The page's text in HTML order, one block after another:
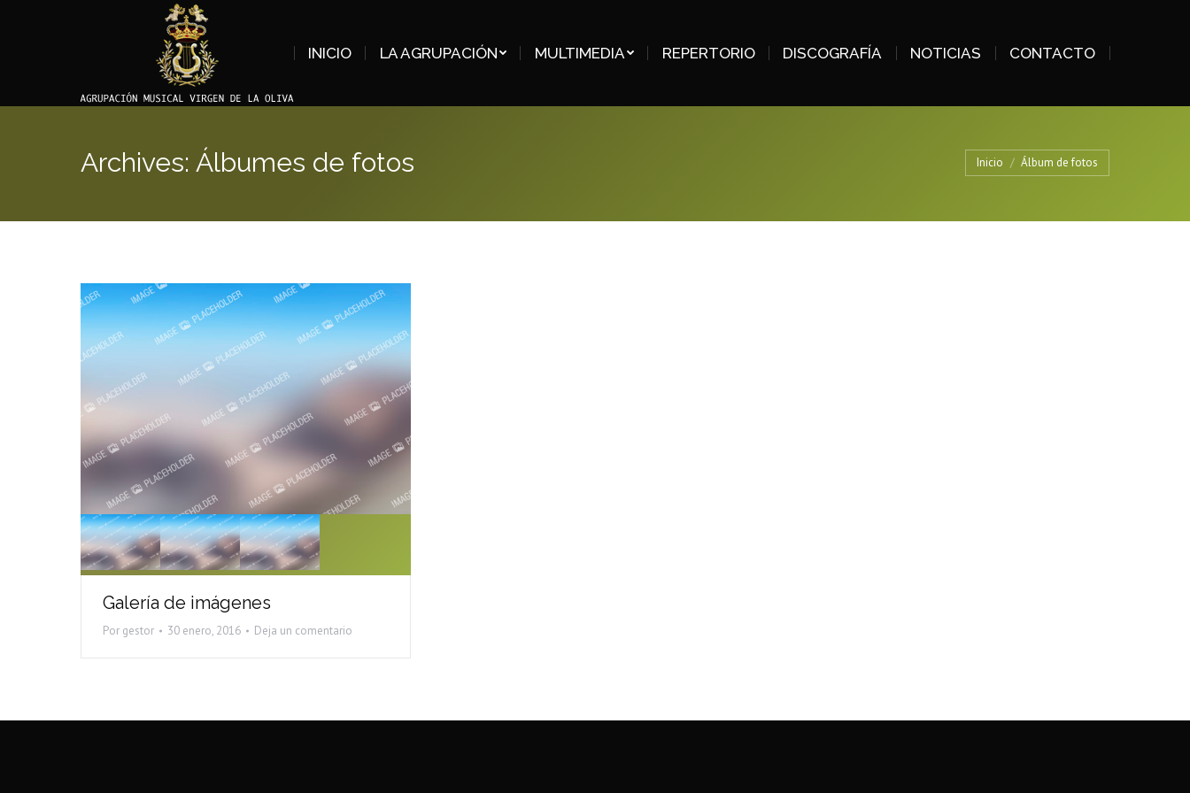
INICIO LA AGRUPACIÓN MULTIMEDIA REPERTORIO DISCOGRAFÍA NOTICIAS CONTACTO
Archives: Álbumes de fotos Estás aquí:
Inicio Álbum de fotos
Galería de imágenes
Por gestor 30 enero, 2016 Deja un comentario